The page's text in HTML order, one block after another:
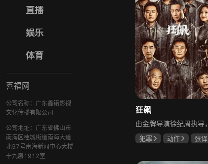
直播
娱乐
体育
喜福网
公司名称：广东鑫锘影视
文化传播有限公司
公司地址：广东省佛山市
南海区桂城街道南海大道
北57号南海新闻中心大楼
十九层1912室
狂飙
犯罪 动作
张译